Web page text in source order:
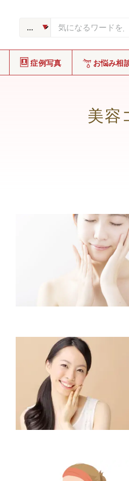
症例写真 お悩み相
美容